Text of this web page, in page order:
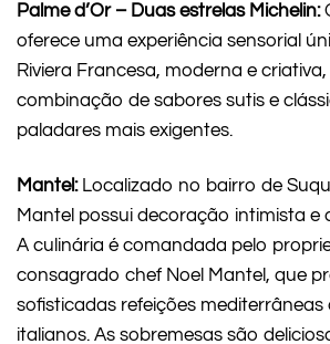
Palme d’Or – Duas estrelas Michelin:
oferece uma experiência sensorial
Riviera Francesa, moderna e
combinação de sabores sutis e
paladares mais exigentes.
Mantel:Localizado no bairro de
Mantel possui decoração intimista e
A culinária é comandada pelo
consagrado chef Noel Mantel, que
sofisticadas refeições
italianos. As sobremesas são